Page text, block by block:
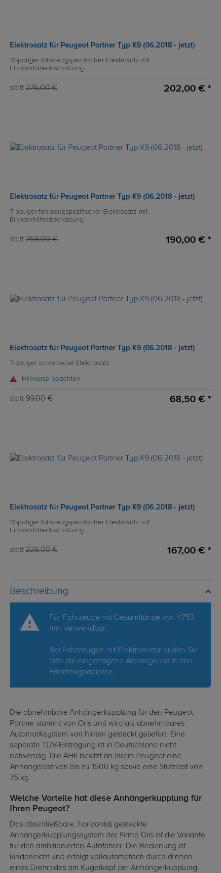
Elektrosatz für Peugeot Partner Typ K9 (06.2018 - jetzt)
13-poliger fahrzeugspezifischer Elektrosatz mit
Einparkhilfeabschaltung
statt 276,00 € 202,00 € *
Elektrosatz für Peugeot Partner Typ K9 (06.2018 - jetzt)
7-poliger fahrzeugspezifischer Elektrosatz mit
Einparkhilfeabschaltung
statt 258,00 € 190,00 € *
Elektrosatz für Peugeot Partner Typ K9 (06.2018 - jetzt)
7-poliger universeller Elektrosatz
Hinweise beachten
statt 99,00 € 68,50 € *
Elektrosatz für Peugeot Partner Typ K9 (06.2018 - jetzt)
13-poliger fahrzeugspezifischer Elektrosatz mit
Einparkhilfeabschaltung
statt 228,00 € 167,00 € *
Beschreibung
Für Fahrzeuge mit Gesamtlänge von 4753
mm verwendbar.
Bei Fahrzeugen mit Elektromotor prüfen Sie
bitte die eingetragene Anhängelast in den
Fahrzeugpapieren.
Die abnehmbare Anhängerkupplung für den Peugeot
Partner stammt von Oris und wird als abnehmbares
Automatiksystem von hinten gesteckt geliefert. Eine
separate TÜV-Eintragung ist in Deutschland nicht
notwendig. Die AHK besitzt an Ihrem Peugeot eine
Anhängelast von bis zu 1500 kg sowie eine Stützlast von
75 kg.
Welche Vorteile hat diese Anhängerkupplung für
Ihren Peugeot?
Das abschließbare, horizontal gesteckte
Anhängerkupplungssystem der Firma Oris ist die Variante
für den ambitionierten Autofahrer. Die Bedienung ist
kinderleicht und erfolgt vollautomatisch durch drehen
eines Drehrades am Kugelkopf der Anhängerkupplung